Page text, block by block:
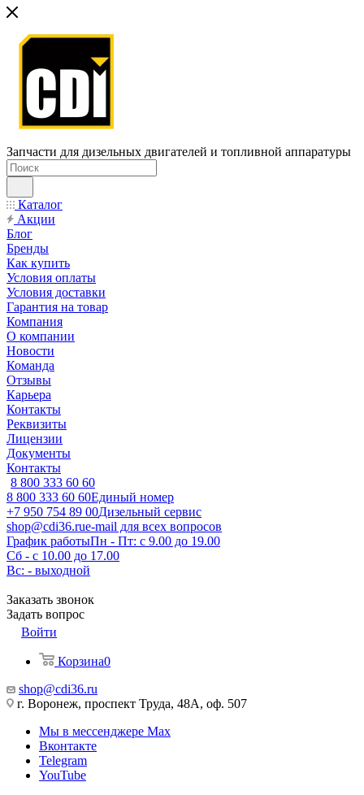
Запчасти для дизельных двигателей и топливной аппаратуры
Каталог
Акции
Блог
Бренды
Как купить
Условия оплаты
Условия доставки
Гарантия на товар
Компания
О компании
Новости
Команда
Отзывы
Карьера
Контакты
Реквизиты
Лицензии
Документы
Контакты
8 800 333 60 60
8 800 333 60 60Единый номер
+7 950 754 89 00Дизельный сервис
shop@cdi36.rue-mail для всех вопросов
График работыПн - Пт: с 9.00 до 19.00
Сб - с 10.00 до 17.00
Вс: - выходной
Заказать звонок
Задать вопрос
Войти
Корзина0
shop@cdi36.ru
г. Воронеж, проспект Труда, 48А, оф. 507
Мы в мессенджере Max
Вконтакте
Telegram
YouTube